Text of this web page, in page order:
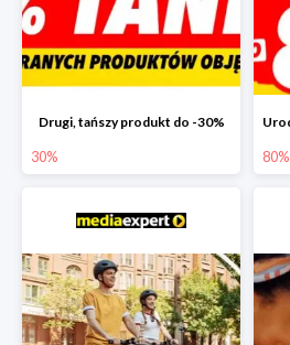
Drugi, tańszy produkt do -30%
30% 80%